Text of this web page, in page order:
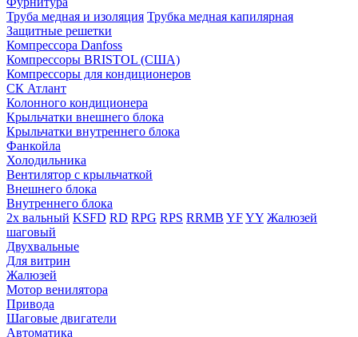
Труба медная и изоляция Трубка медная капилярная
Защитные решетки
Компрессора Danfoss
Компрессоры BRISTOL (США)
Компрессоры для кондиционеров
СК Атлант
Колонного кондиционера
Крыльчатки внешнего блока
Крыльчатки внутреннего блока
Фанкойла
Холодильника
Вентилятор с крыльчаткой
Внешнего блока
Внутреннего блока
2х вальный KSFD RD RPG RPS RRMB YFYY Жалюзей
шаговый
Двухвальные
Для витрин
Жалюзей
Мотор венилятора
Привода
Шаговые двигатели
Автоматика